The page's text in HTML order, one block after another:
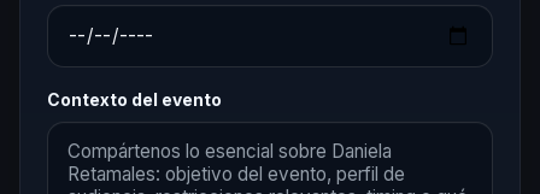
Contexto del evento